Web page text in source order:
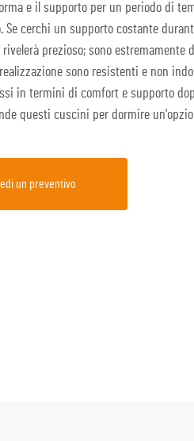
e il supporto per un periodo di
Se cerchi un supporto costante
rivelerà prezioso; sono
sono resistenti e non
in termini di comfort e supporto
questi cuscini per dormire
un preventivo